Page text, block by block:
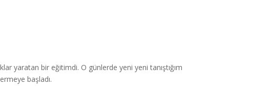
yaratan bir eğitimdi. O günlerde yeni yeni tanıştığım
başladı.